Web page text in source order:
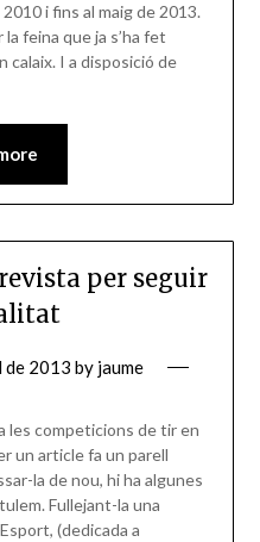
i fins al maig de 2013.
feina que ja s’ha fet
calaix. I a disposició de
per seguir
de 2013 by jaume
les competicions de tir en
un article fa un parell
la de nou, hi ha algunes
Fullejant-la una
(dedicada a